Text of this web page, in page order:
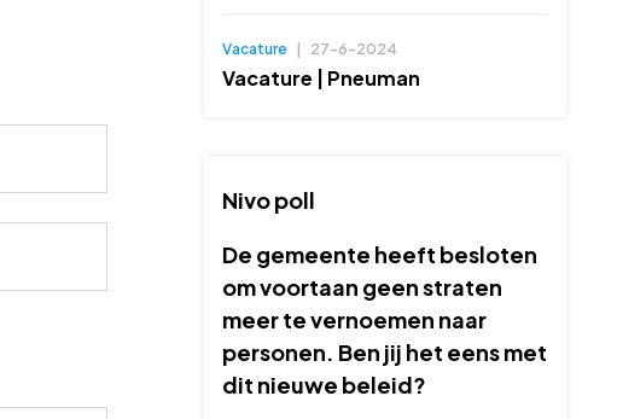
Vacature 27-6-2024
Vacature | Pneuman
Nivo poll
De gemeente heeft besloten
om voortaan geen straten
meer te vernoemen naar
personen. Ben jij het eens met
dit nieuwe beleid?